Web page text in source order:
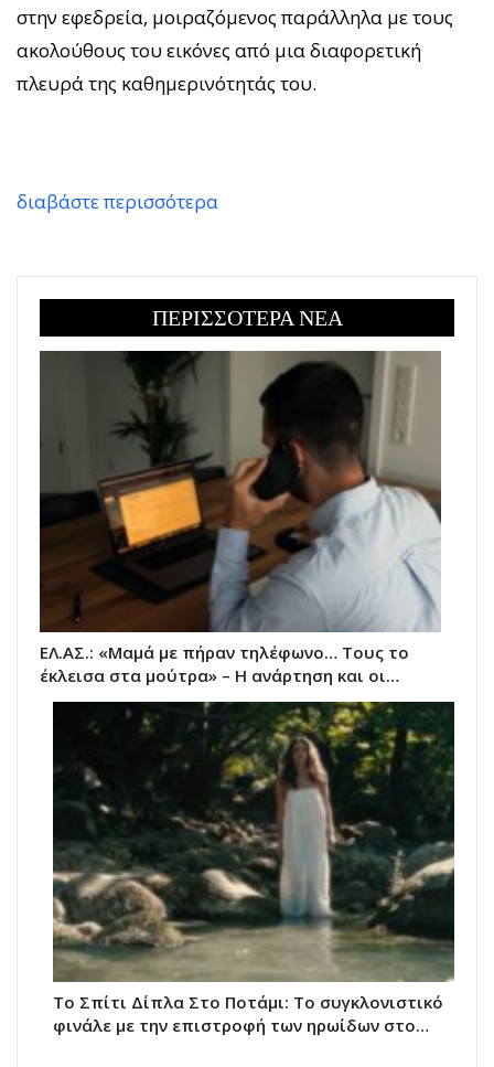
στην εφεδρεία, μοιραζόμενος παράλληλα με τους
ακολούθους του εικόνες από μια διαφορετική
πλευρά της καθημερινότητάς του.
διαβάστε περισσότερα
ΠΕΡΙΣΣΟΤΕΡΑ ΝΕΑ
ΕΛ.ΑΣ.: «Μαμά με πήραν τηλέφωνο… Τους το
έκλεισα στα μούτρα» – Η ανάρτηση και οι…
Το Σπίτι Δίπλα Στο Ποτάμι: Το συγκλονιστικό
φινάλε με την επιστροφή των ηρωίδων στο…